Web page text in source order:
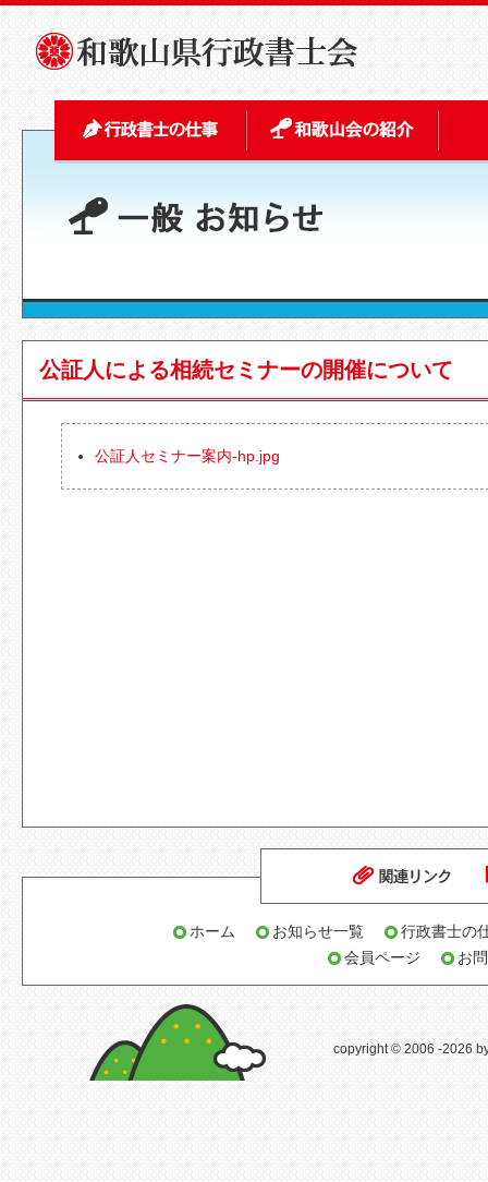
公証人による相続セミナーの開催について
公証人セミナー案内-hp.jpg
ホーム お知らせ一覧
行政書士の
会員ページ
お
copyright © 2006 -2026